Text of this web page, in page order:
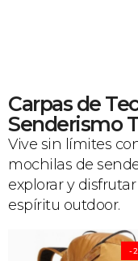
Carpas de
Senderismo
Vive sin límites
mochilas de
explorar y
espíritu outdoor.
-